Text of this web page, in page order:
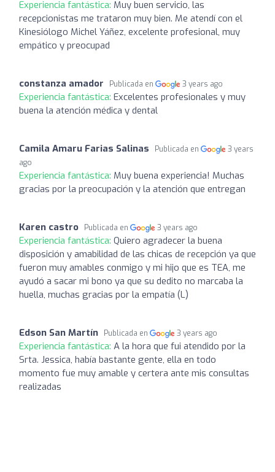
Experiencia fantástica: Muy buen servicio, las
recepcionistas me trataron muy bien. Me atendí con el
Kinesiólogo Michel Yáñez, excelente profesional, muy
empático y preocupad
constanza amador Publicada en 3 years ago
Experiencia fantástica: Excelentes profesionales y muy
buena la atención médica y dental
Camila Amaru Farias Salinas Publicada en
3 years
ago
Experiencia fantástica: Muy buena experiencia! Muchas
gracias por la preocupación y la atención que entregan
Karen castro Publicada en 3 years ago
Experiencia fantástica: Quiero agradecer la buena
disposición y amabilidad de las chicas de recepción ya que
fueron muy amables conmigo y mi hijo que es TEA, me
ayudó a sacar mi bono ya que su dedito no marcaba la
huella, muchas gracias por la empatía (L)
Edson San Martín Publicada en 3 years ago
Experiencia fantástica: A la hora que fui atendido por la
Srta. Jessica, había bastante gente, ella en todo
momento fue muy amable y certera ante mis consultas
realizadas